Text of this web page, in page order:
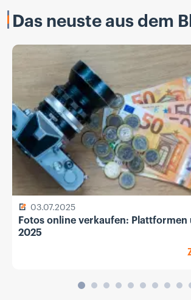
Das neuste aus dem
03.07.2025
Fotos online verkaufen: Plattformen
2025